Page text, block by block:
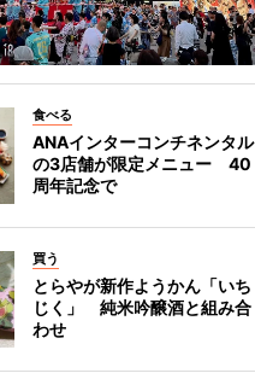
食べる
ANAインターコンチネンタル
の3店舗が限定メニュー 40
周年記念で
買う
とらやが新作ようかん「いち
じく」 純米吟醸酒と組み合
わせ